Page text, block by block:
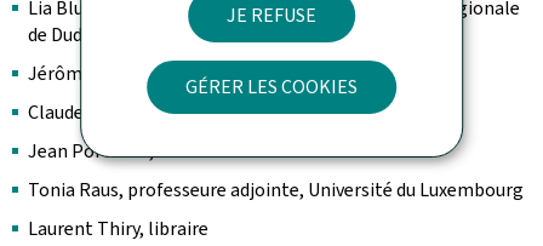
JE REFUSE
GÉRER LES COOKIES
Lia Blum, cheffe de service, Bibliothèque publique régionale
de Dudelange
Jérôme Jaminet, enseignant et critique littéraire
Claude Mangen, directeur, Mierscher Theater
Jean Portante, auteur
Tonia Raus, professeure adjointe, Université du Luxembourg
Laurent Thiry, libraire